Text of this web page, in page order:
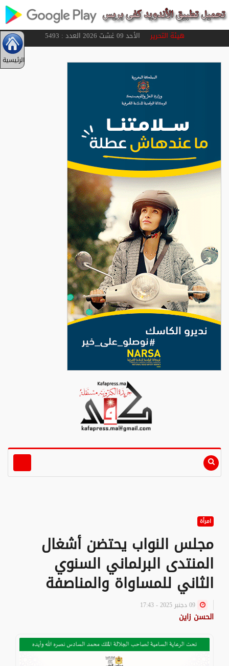
هيئة التحريرالأحد 09 غشت 2026 العدد : 5493
الرئيسية
امرأة
مجلس النواب يحتضن أشغال
المنتدى البرلماني السنوي
الثاني للمساواة والمناصفة
الحسن زاين